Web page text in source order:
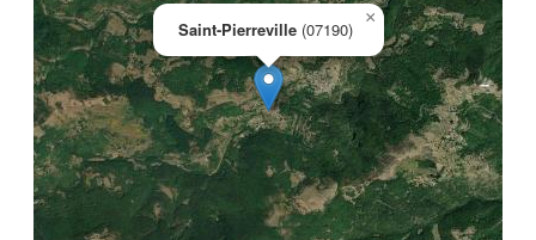
Saint-Pierreville (07190)
×